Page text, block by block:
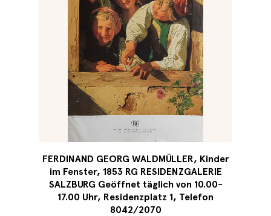
FERDINAND GEORG WALDMÜLLER, Kinder
im Fenster, 1853 RG RESIDENZGALERIE
SALZBURG Geöffnet täglich von 10.00-
17.00 Uhr, Residenzplatz 1, Telefon
8042/2070